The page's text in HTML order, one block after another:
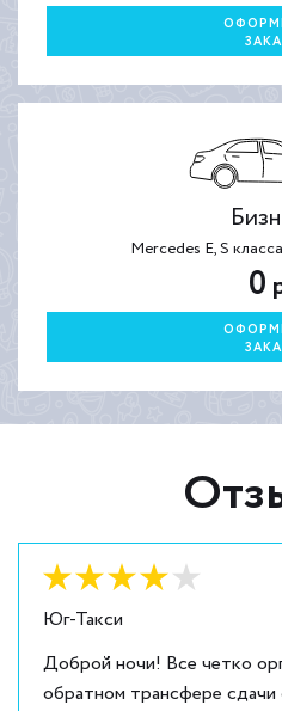
Mercedes E, S
0
Юг-Такси
Оценка: 4
Доброй ночи! Все четко
обратном трансфере сдачи